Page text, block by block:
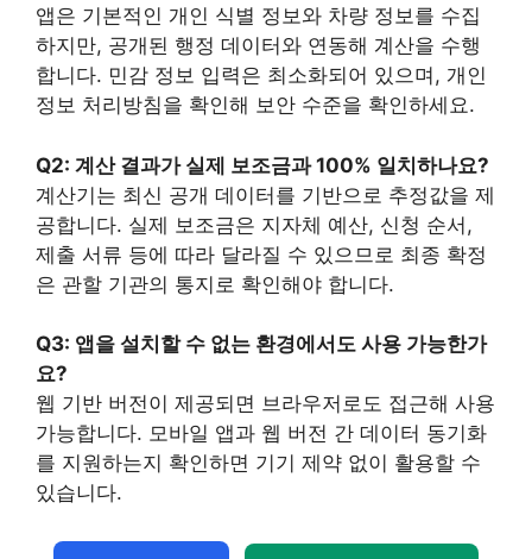
앱은 기본적인 개인 식별 정보와 차량 정보를 수집
하지만, 공개된 행정 데이터와 연동해 계산을 수행
합니다. 민감 정보 입력은 최소화되어 있으며, 개인
정보 처리방침을 확인해 보안 수준을 확인하세요.
Q2: 계산 결과가 실제 보조금과 100% 일치하나요?
계산기는 최신 공개 데이터를 기반으로 추정값을 제
공합니다. 실제 보조금은 지자체 예산, 신청 순서,
제출 서류 등에 따라 달라질 수 있으므로 최종 확정
은 관할 기관의 통지로 확인해야 합니다.
Q3: 앱을 설치할 수 없는 환경에서도 사용 가능한가
요?
웹 기반 버전이 제공되면 브라우저로도 접근해 사용
가능합니다. 모바일 앱과 웹 버전 간 데이터 동기화
를 지원하는지 확인하면 기기 제약 없이 활용할 수
있습니다.